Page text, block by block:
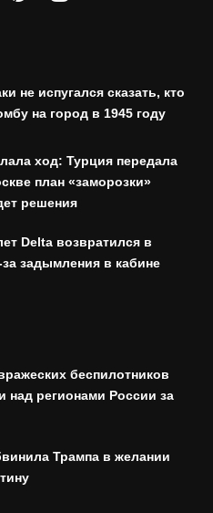
не испугался сказать, кто
на город в 1945 году
ход: Турция передала
план «заморозки»
решения
Delta возвратился в
за задымления в кабине
беспилотников
над регионами России за
Трампа в желании